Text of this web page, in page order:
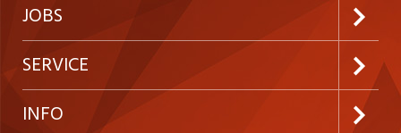
JOBS
Jobabo abonnieren
Neue Stellen
SERVICE
Kundenlogin
INFO